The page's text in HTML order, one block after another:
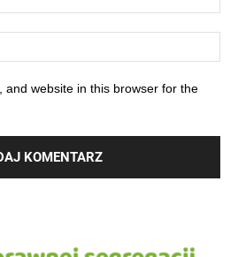
and website in this browser for the